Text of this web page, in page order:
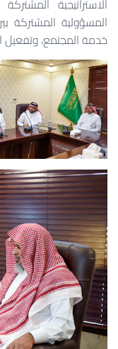
الاستراتيجية
المسؤولية المشتركة
خدمة المجتمع،